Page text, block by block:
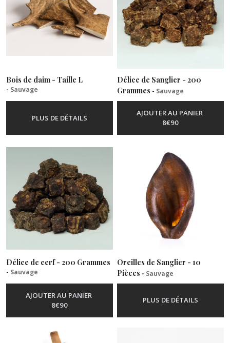
Bois de daim - Taille L
- Sauvage
PLUS DE DÉTAILS
Délice de Sanglier - 200
Grammes - Sauvage
AJOUTER AU PANIER
8€90
Délice de cerf - 200 Grammes
- Sauvage
AJOUTER AU PANIER
8€90
Oreilles de Sanglier - 10
Pièces - Sauvage
PLUS DE DÉTAILS